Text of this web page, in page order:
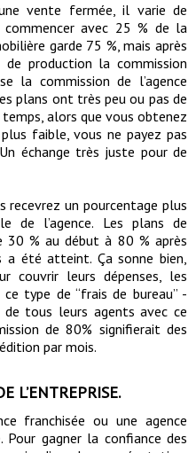
vente fermée, il varie de
avec 25 % de la
garde 75 %, mais après
production la commission
la commission de l’agence
plans ont très peu ou pas de
temps, alors que vous obtenez
faible, vous ne payez pas
échange très juste pour de
recevrez un pourcentage plus
de l’agence. Les plans de
30 % au début à 80 % après
a été atteint. Ça sonne bien,
couvrir leurs dépenses, les
type de “frais de bureau” -
de tous leurs agents avec ce
de 80% signifierait des
par mois.
L’ENTREPRISE.
franchisée ou une agence
gagner la confiance des